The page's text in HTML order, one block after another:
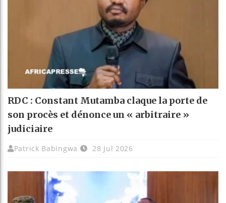
RDC : Constant Mutamba claque la porte de
son procès et dénonce un « arbitraire »
judiciaire
Patrick Babingwa 28 Jul 2026